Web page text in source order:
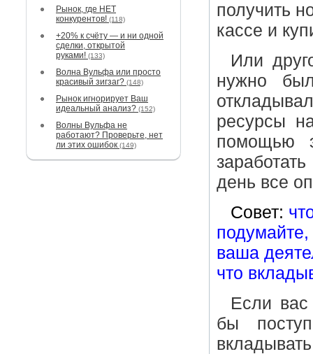
Рынок, где НЕТ
конкурентов! (118)
+20% к счёту — и ни одной
сделки, открытой
руками! (133)
Волна Вульфа или просто
красивый зигзаг? (148)
Рынок игнорирует Ваш
идеальный анализ? (152)
Волны Вульфа не
работают? Проверьте, нет
ли этих ошибок (149)
получить
кассе и
Или
нужно
ресурсы
помощью
день все
Совет:
подумайте,
ваша
что
Если
бы